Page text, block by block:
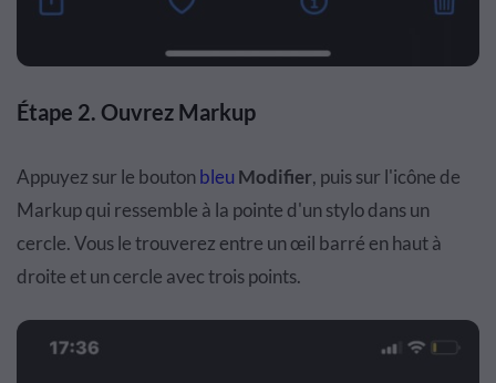
Étape 2. Ouvrez Markup
Appuyez sur le boutonbleu Modifier, puis sur l'icône de
Markup qui ressemble à la pointe d'un stylo dans un
cercle. Vous le trouverez entre un œil barré en haut à
droite et un cercle avec trois points.